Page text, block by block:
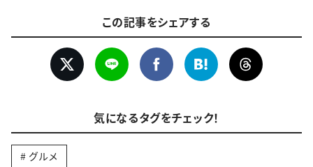
この記事をシェアする
気になるタグをチェック！
グルメ